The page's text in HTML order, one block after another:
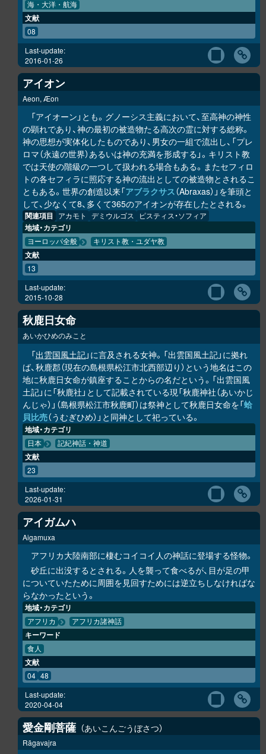
海・大洋・航海
文献
08
Last-update:
2016-01-26
アイオン
Aeon, Æon
「アイオーン」とも。グノーシス主義において、至高神の神性
の顕れであり、神の最初の被造物たる高次の霊に対する総称。
神の思想が実体化したものであり、男女の一組で流出し、「プレ
ロマ（永遠の世界）あるいは神の充満を形成する」。キリスト教
では天使の階級の一つして扱われる場合もある。またセフィロ
トの各セフィラに照応する神の流出としての被造物とされるこ
ともある。世界の創造以来「アブラクサス（Abraxas）」を筆頭と
して、少なくて8、多くて365のアイオンが存在したとされる。
関連項目 アカモト デミウルゴス ピスティス・ソフィア
地域・カテゴリ
ヨーロッパ全般 キリスト教・ユダヤ教
文献
13
Last-update:
2015-10-28
秋鹿日女命
あいかひめのみこと
「出雲国風土記」に言及される女神。「出雲国風土記」に拠れ
ば、秋鹿郡（現在の島根県松江市北西部辺り）という地名はこの
地に秋鹿日女命が鎮座することからの名だという。「出雲国風
土記」に「秋鹿社」として記載されている現「秋鹿神社（あいかじ
んじゃ）」（島根県松江市秋鹿町）は祭神として秋鹿日女命を「蛤
貝比売（うむぎひめ）」と同神として祀っている。
地域・カテゴリ
日本 記紀神話・神道
文献
23
Last-update:
2026-01-31
アイガムハ
Aigamuxa
アフリカ大陸南部に棲むコイコイ人の神話に登場する怪物。
砂丘に出没するとされる。人を襲って食べるが、目が足の甲
についていたために周囲を見回すためには逆立ちしなければな
らなかったという。
地域・カテゴリ
アフリカ アフリカ諸神話
キーワード
食人
文献
04 48
Last-update:
2020-04-04
愛金剛菩薩 あいこんごうぼさつ
Rāgavajra